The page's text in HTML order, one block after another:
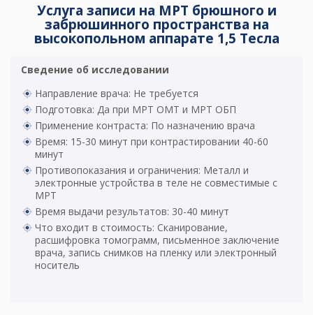
Услуга записи на МРТ брюшного и
забрюшинного пространства на
высокопольном аппарате 1,5 Тесла
Сведение об исследовании
Направление врача: Не требуется
Подготовка: Да при МРТ ОМТ и МРТ ОБП
Применение контраста: По назначению врача
Время: 15-30 минут при контрастировании 40-60
минут
Противопоказания и ограничения: Металл и
электронные устройства в теле не совместимые с
МРТ
Время выдачи результатов: 30-40 минут
Что входит в стоимость: Сканирование,
расшифровка томограмм, письменное заключение
врача, запись снимков на пленку или электронный
носитель